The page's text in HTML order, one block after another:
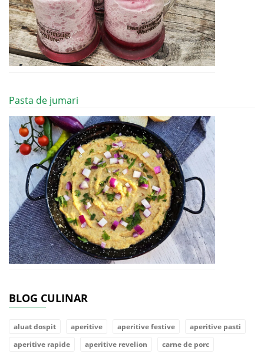
Pasta de jumari
BLOG CULINAR
aluat dospit aperitive aperitive festive
aperitive pasti
aperitive rapide
aperitive revelion
carne de porc